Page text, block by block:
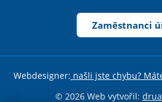
Zaměstnanci
Webdesigner: našli jste chybu?
© 2026 Web vytvořil: